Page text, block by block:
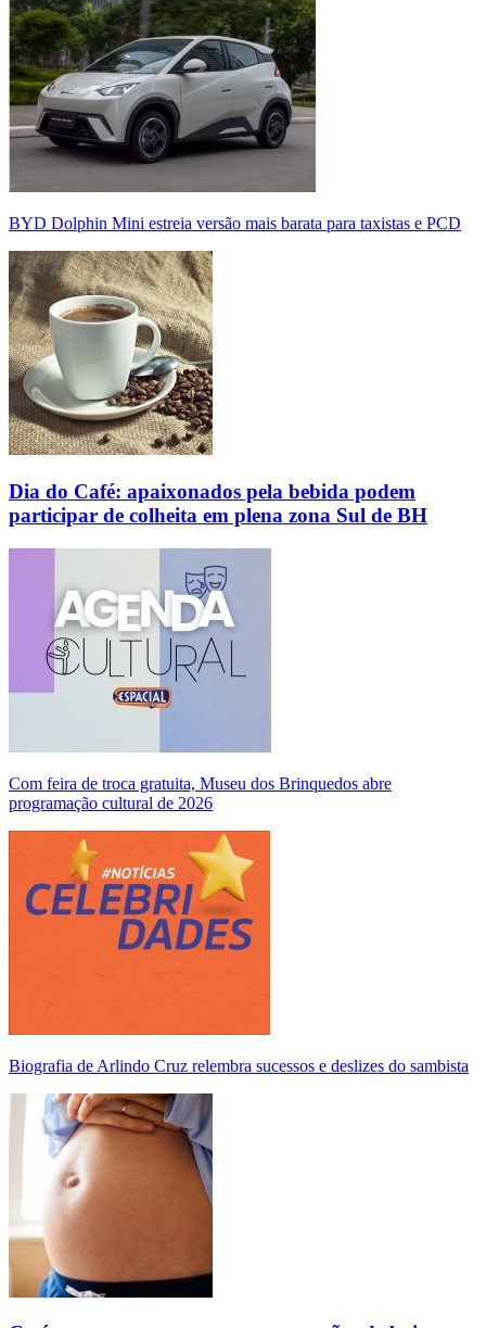
BYD Dolphin Mini estreia versão mais barata para taxistas e PCD
Dia do Café: apaixonados pela bebida podem
participar de colheita em plena zona Sul de BH
Com feira de troca gratuita, Museu dos Brinquedos abre
programação cultural de 2026
Biografia de Arlindo Cruz relembra sucessos e deslizes do sambista